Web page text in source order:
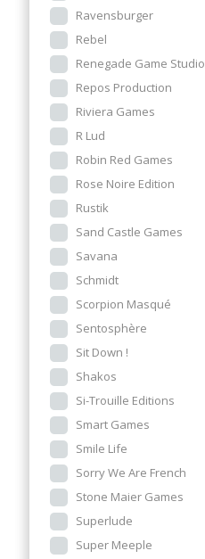
Ravensburger
Rebel
Renegade Game Studio
Repos Production
Riviera Games
R Lud
Robin Red Games
Rose Noire Edition
Rustik
Sand Castle Games
Savana
Schmidt
Scorpion Masqué
Sentosphère
Sit Down !
Shakos
Si-Trouille Editions
Smart Games
Smile Life
Sorry We Are French
Stone Maier Games
Superlude
Super Meeple